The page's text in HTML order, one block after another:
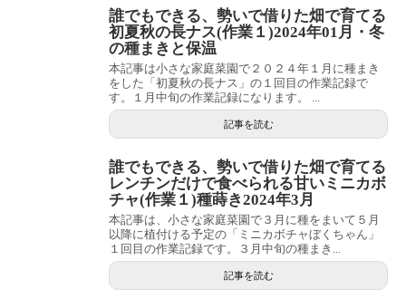
誰でもできる、勢いで借りた畑で育てる
初夏秋の長ナス(作業１)2024年01月・冬
の種まきと保温
本記事は小さな家庭菜園で２０２４年１月に種まき
をした「初夏秋の長ナス」の１回目の作業記録で
す。１月中旬の作業記録になります。 ...
記事を読む
誰でもできる、勢いで借りた畑で育てる
レンチンだけで食べられる甘いミニカボ
チャ(作業１)種蒔き2024年3月
本記事は、小さな家庭菜園で３月に種をまいて５月
以降に植付ける予定の「ミニカボチャぼくちゃん」
１回目の作業記録です。３月中旬の種まき...
記事を読む